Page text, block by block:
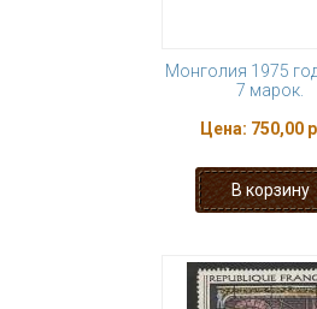
Монголия 1975
7 марок.
Цена: 750,00